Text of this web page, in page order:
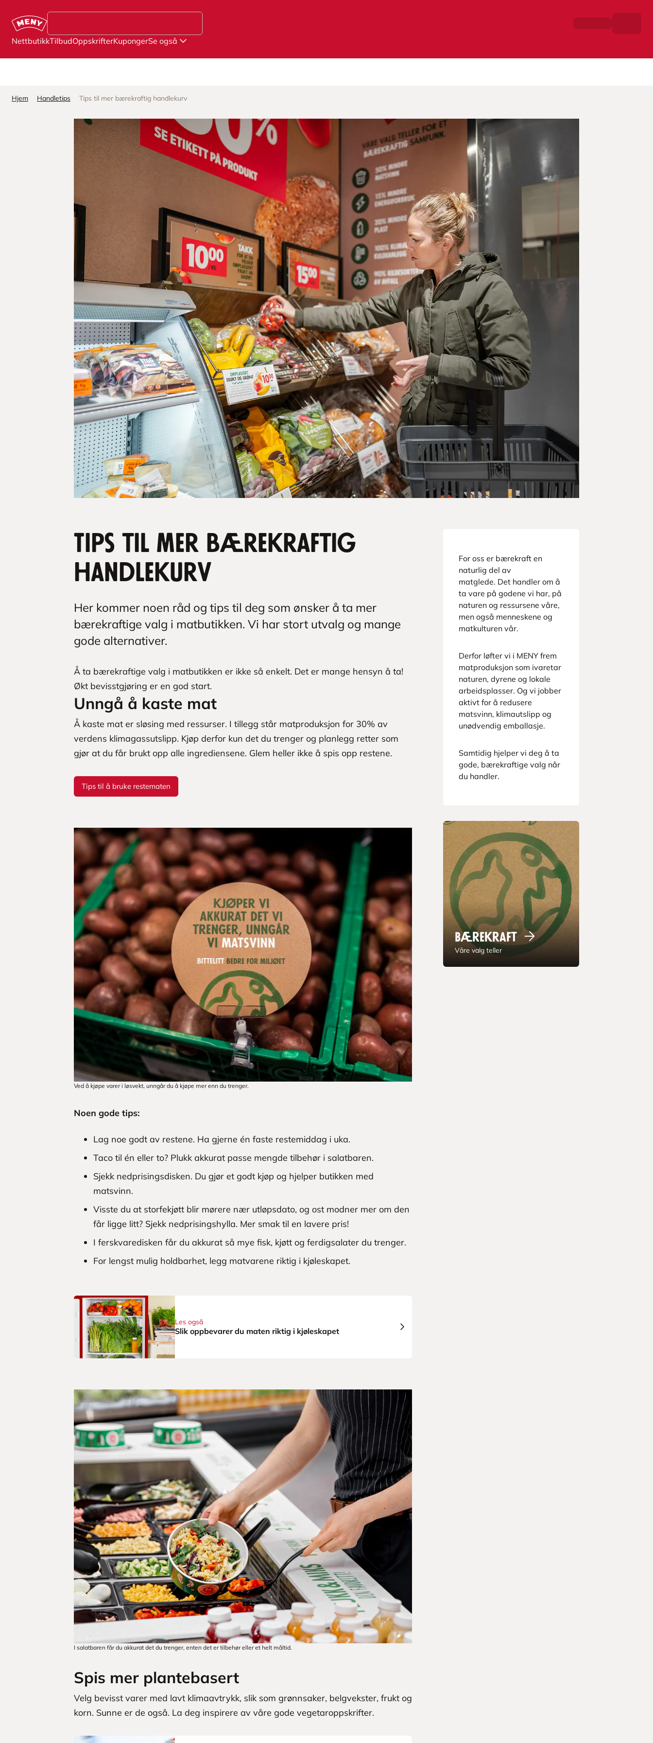
NettbutikkTilbudOppskrifterKupongerSe også
Hjem Handletips Tips til mer bærekraftig handlekurv
Tips til mer bærekraftig
handlekurv
Her kommer noen råd og tips til deg som ønsker å ta mer
bærekraftige valg i matbutikken. Vi har stort utvalg og mange
gode alternativer.
Å ta bærekraftige valg i matbutikken er ikke så enkelt. Det er mange hensyn å ta!
Økt bevisstgjøring er en god start.
Unngå å kaste mat
Å kaste mat er sløsing med ressurser. I tillegg står matproduksjon for 30% av
verdens klimagassutslipp. Kjøp derfor kun det du trenger og planlegg retter som
gjør at du får brukt opp alle ingrediensene. Glem heller ikke å spis opp restene.
Tips til å bruke restematen
Ved å kjøpe varer i løsvekt, unngår du å kjøpe mer enn du trenger.
Noen gode tips:
Lag noe godt av restene. Ha gjerne én faste restemiddag i uka.
Taco til én eller to? Plukk akkurat passe mengde tilbehør i salatbaren.
Sjekk nedprisingsdisken. Du gjør et godt kjøp og hjelper butikken med
matsvinn.
Visste du at storfekjøtt blir mørere nær utløpsdato, og ost modner mer om den
får ligge litt? Sjekk nedprisingshylla. Mer smak til en lavere pris!
I ferskvaredisken får du akkurat så mye fisk, kjøtt og ferdigsalater du trenger.
For lengst mulig holdbarhet, legg matvarene riktig i kjøleskapet.
Les også
Slik oppbevarer du maten riktig i kjøleskapet
I salatbaren får du akkurat det du trenger, enten det er tilbehør eller et helt måltid.
Spis mer plantebasert
Velg bevisst varer med lavt klimaavtrykk, slik som grønnsaker, belgvekster, frukt og
korn. Sunne er de også. La deg inspirere av våre gode vegetaroppskrifter.
For oss er bærekraft en
naturlig del av
matglede. Det handler om å
ta vare på godene vi har, på
naturen og ressursene våre,
men også menneskene og
matkulturen vår.
Derfor løfter vi i MENY frem
matproduksjon som ivaretar
naturen, dyrene og lokale
arbeidsplasser. Og vi jobber
aktivt for å redusere
matsvinn, klimautslipp og
unødvendig emballasje.
Samtidig hjelper vi deg å ta
gode, bærekraftige valg når
du handler.
Bærekraft
Våre valg teller